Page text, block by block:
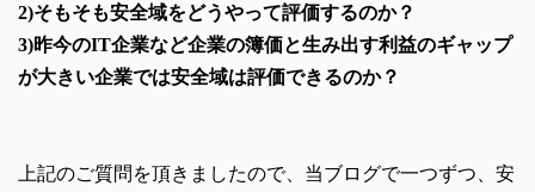
2)そもそも安全域をどうやって評価するのか？
3)昨今のIT企業など企業の簿価と生み出す利益のギャップ
が大きい企業では安全域は評価できるのか？
上記のご質問を頂きましたので、当ブログで一つずつ、安